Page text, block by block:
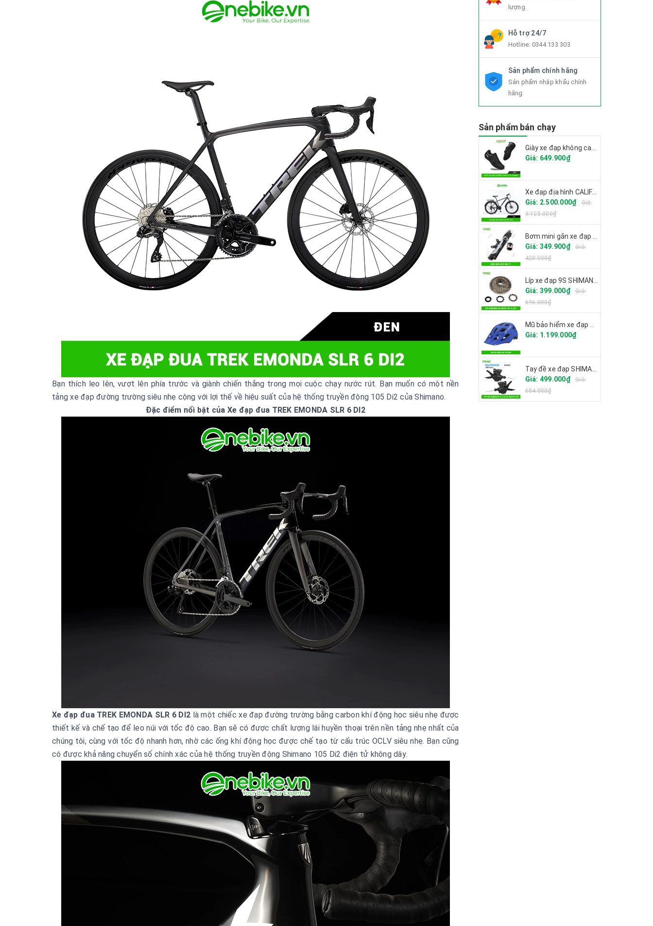
Bạn thích leo lên, vượt lên phía trước và giành chiến thắng trong mọi cuộc chạy nước rút. Bạn muốn có một nền
tảng xe đạp đường trường siêu nhẹ cộng với lợi thế về hiệu suất của hệ thống truyền động 105 Di2 của Shimano.
Đặc điểm nổi bật của Xe đạp đua TREK EMONDA SLR 6 DI2
Xe đạp đua TREK EMONDA SLR 6 DI2 là một chiếc xe đạp đường trường bằng carbon khí động học siêu nhẹ được
thiết kế và chế tạo để leo núi với tốc độ cao. Bạn sẽ có được chất lượng lái huyền thoại trên nền tảng nhẹ nhất của
chúng tôi, cùng với tốc độ nhanh hơn, nhờ các ống khí động học được chế tạo từ cấu trúc OCLV siêu nhẹ. Bạn cũng
có được khả năng chuyển số chính xác của hệ thống truyền động Shimano 105 Di2 điện tử không dây.
lượng.
Hỗ trợ 24/7
Hotline: 0344 133 303
Sản phẩm chính hãng
Sản phẩm nhập khẩu chính
hãng
Sản phẩm bán chạy
Giá: 649.900₫
Xe đạp địa hình CALIFA CK6
Giá: 2.500.000₫
Giá:
3.125.000₫
Giá: 349.900₫
Giá:
420.000₫
Giá: 399.000₫
Giá:
696.000₫
Giá: 1.199.000₫
Giá: 499.000₫
Giá:
684.000₫